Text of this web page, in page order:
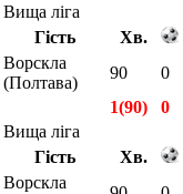
Вища ліга
Гість
Хв.
Ворскла
(Полтава)
90
0
1(90)
0
Вища ліга
Гість
Хв.
Ворскла